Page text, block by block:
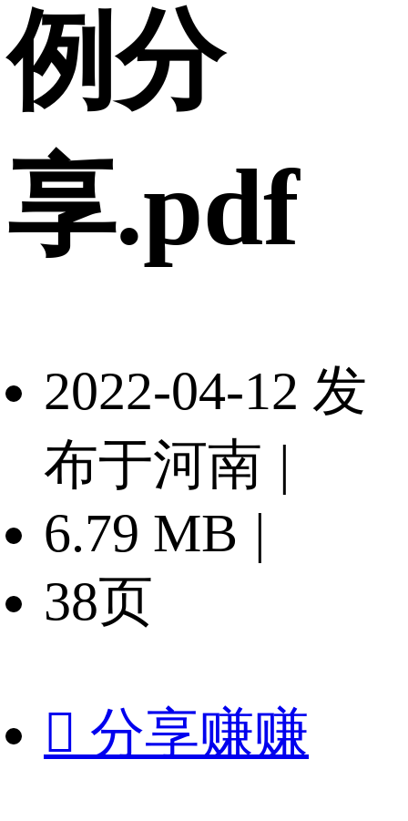
例分
享.pdf
2022-04-12 发
布于河南 |
6.79 MB |
38页
 分享赚赚